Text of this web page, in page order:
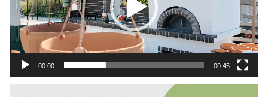
00:00 00:45